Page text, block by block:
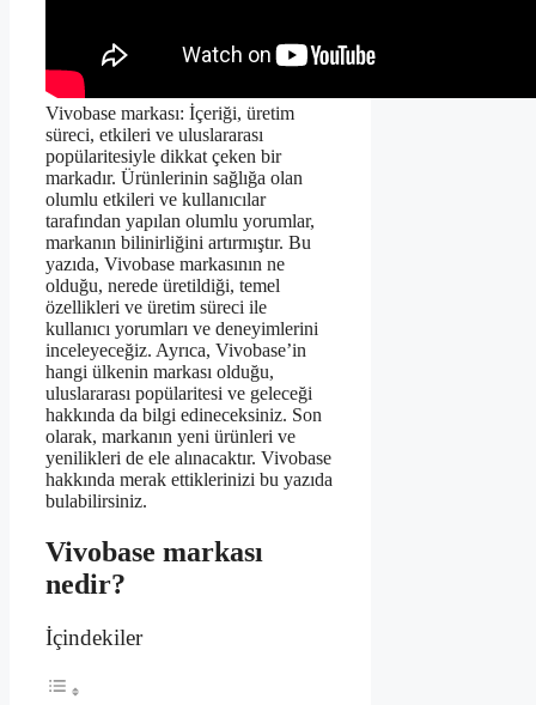
Vivobase markası: İçeriği, üretim
süreci, etkileri ve uluslararası
popülaritesiyle dikkat çeken bir
markadır. Ürünlerinin sağlığa olan
olumlu etkileri ve kullanıcılar
tarafından yapılan olumlu yorumlar,
markanın bilinirliğini artırmıştır. Bu
yazıda, Vivobase markasının ne
olduğu, nerede üretildiği, temel
özellikleri ve üretim süreci ile
kullanıcı yorumları ve deneyimlerini
inceleyeceğiz. Ayrıca, Vivobase’in
hangi ülkenin markası olduğu,
uluslararası popülaritesi ve geleceği
hakkında da bilgi edineceksiniz. Son
olarak, markanın yeni ürünleri ve
yenilikleri de ele alınacaktır. Vivobase
hakkında merak ettiklerinizi bu yazıda
bulabilirsiniz.
Vivobase markası
nedir?
İçindekiler